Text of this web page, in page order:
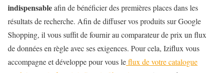
indispensableafin de bénéficier des premières places dans les
résultats de recherche. Afin de diffuser vos produits sur Google
Shopping, il vous suffit de fournir au comparateur de prix un flux
de données en règle avec ses exigences. Pour cela, Iziflux vous
accompagne et développe pour vous leflux de votre catalogue